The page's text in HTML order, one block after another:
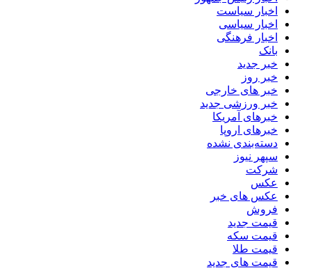
اخبار سیاست
اخبار سیاسی
اخبار فرهنگی
بانک
خبر جدید
خبر روز
خبر های خارجی
خبر ورزشی جدید
خبرهای آمریکا
خبرهای اروپا
دسته‌بندی نشده
سپهر نیوز
شرکت
عکس
عکس های خبر
فروش
قیمت جدید
قیمت سکه
قیمت طلا
قیمت های جدید